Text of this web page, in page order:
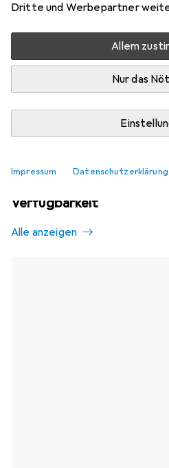
Dritte und Werbepartner
Allem
Nur das
Impressum Datenschutzerklärung
Benachrichtigen, wenn
Vergleichen
Verfügbarkeit
Alle anzeigen